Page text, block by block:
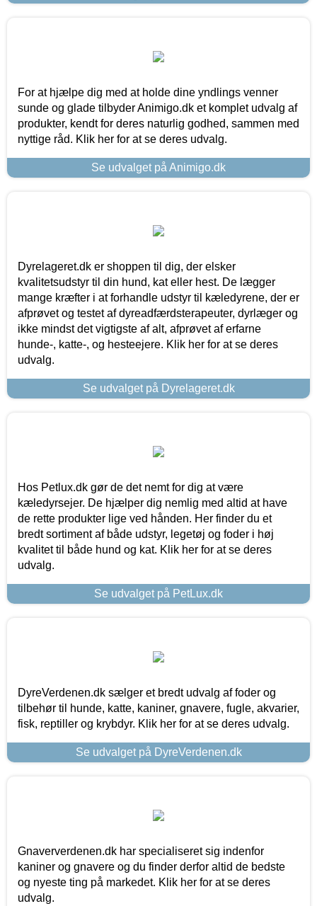
For at hjælpe dig med at holde dine yndlings venner
sunde og glade tilbyder Animigo.dk et komplet udvalg af
produkter, kendt for deres naturlig godhed, sammen med
nyttige råd. Klik her for at se deres udvalg.
Se udvalget på Animigo.dk
Dyrelageret.dk er shoppen til dig, der elsker
kvalitetsudstyr til din hund, kat eller hest. De lægger
mange kræfter i at forhandle udstyr til kæledyrene, der er
afprøvet og testet af dyreadfærdsterapeuter, dyrlæger og
ikke mindst det vigtigste af alt, afprøvet af erfarne
hunde-, katte-, og hesteejere. Klik her for at se deres
udvalg.
Se udvalget på Dyrelageret.dk
Hos Petlux.dk gør de det nemt for dig at være
kæledyrsejer. De hjælper dig nemlig med altid at have
de rette produkter lige ved hånden. Her finder du et
bredt sortiment af både udstyr, legetøj og foder i høj
kvalitet til både hund og kat. Klik her for at se deres
udvalg.
Se udvalget på PetLux.dk
DyreVerdenen.dk sælger et bredt udvalg af foder og
tilbehør til hunde, katte, kaniner, gnavere, fugle, akvarier,
fisk, reptiller og krybdyr. Klik her for at se deres udvalg.
Se udvalget på DyreVerdenen.dk
Gnaververdenen.dk har specialiseret sig indenfor
kaniner og gnavere og du finder derfor altid de bedste
og nyeste ting på markedet. Klik her for at se deres
udvalg.